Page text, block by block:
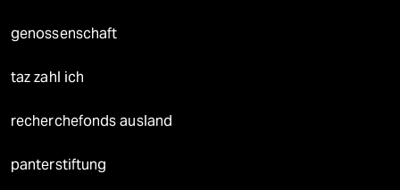
genossenschaft
taz zahl ich
recherchefonds ausland
panterstiftung